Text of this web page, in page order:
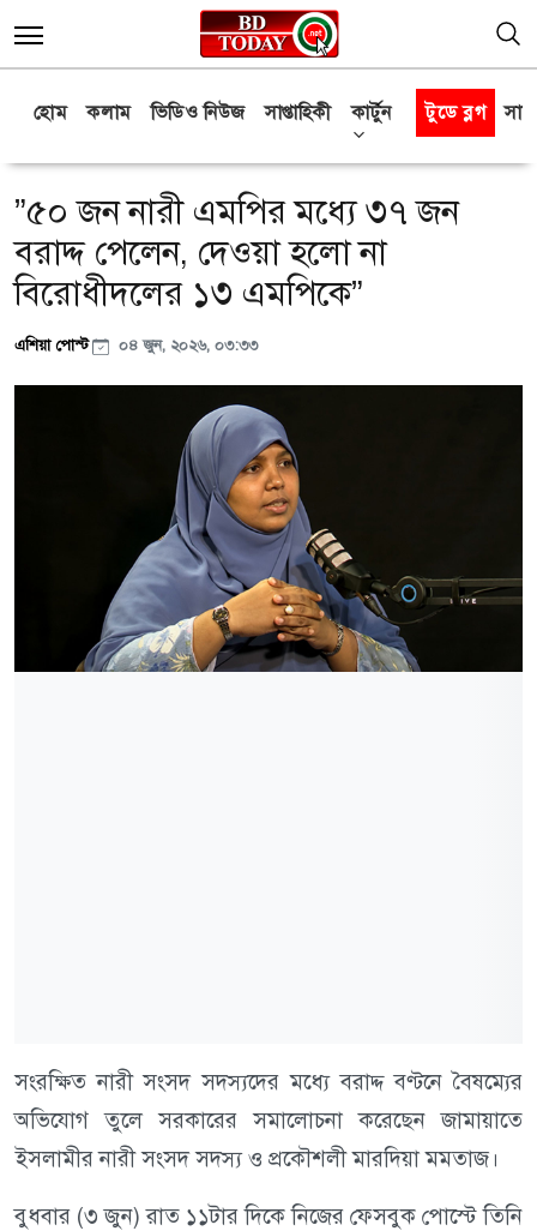
হোম কলাম ভিডিও নিউজ সাপ্তাহিকী কার্টুন টুডে ব্লগ
”৫০ জন নারী এমপির মধ্যে ৩৭ জন
বরাদ্দ পেলেন, দেওয়া হলো না
বিরোধীদলের ১৩ এমপিকে”
এশিয়া পোস্ট ০৪ জুন, ২০২৬, ০৩:৩৩
সংরক্ষিত নারী সংসদ সদস্যদের মধ্যে বরাদ্দ বণ্টনে বৈষম্যের
অভিযোগ তুলে সরকারের সমালোচনা করেছেন জামায়াতে
ইসলামীর নারী সংসদ সদস্য ও প্রকৌশলী মারদিয়া মমতাজ।
বুধবার (৩ জুন) রাত ১১টার দিকে নিজের ফেসবুক পোস্টে তিনি